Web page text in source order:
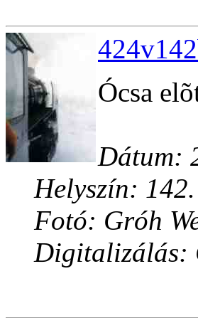
Ócsa
Dátum:
Helyszín:
Fotó: Gróh
Digitalizálás: